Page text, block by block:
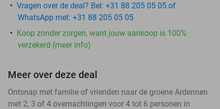
Vragen over de deal? Bel: +31 88 205 05 05 of
WhatsApp met: +31 88 205 05 05
Koop zonder zorgen, want jouw aankoop is 100%
verzekerd (meer info)
Meer over deze deal
Ontsnap met familie of vrienden naar de groene Ardennen
met 2, 3 of 4 overnachtingen voor 4 tot 6 personen in